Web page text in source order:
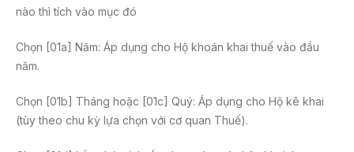
nào thì tích vào mục đó
Chọn [01a] Năm: Áp dụng cho Hộ khoán khai thuế vào đầu
năm.
Chọn [01b] Tháng hoặc [01c] Quý: Áp dụng cho Hộ kê khai
(tùy theo chu kỳ lựa chọn với cơ quan Thuế).